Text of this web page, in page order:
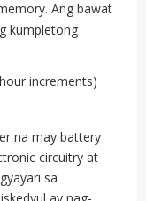
Ang bawat
kumpletong
increments)
na may battery
circuitry at
sa